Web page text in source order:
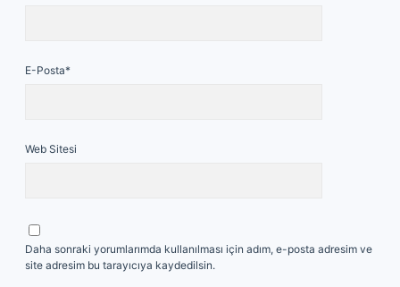
E-Posta*
Web Sitesi
Daha sonraki yorumlarımda kullanılması için adım, e-posta adresim ve
site adresim bu tarayıcıya kaydedilsin.